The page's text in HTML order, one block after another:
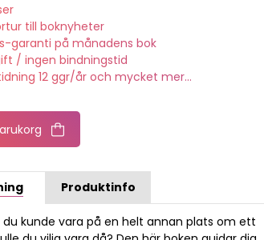
till boknyheter
garanti på månadens bok
/ ingen bindningstid
12 ggr/år och mycket mer...
Produktinfo
du kunde vara på en helt annan plats om ett